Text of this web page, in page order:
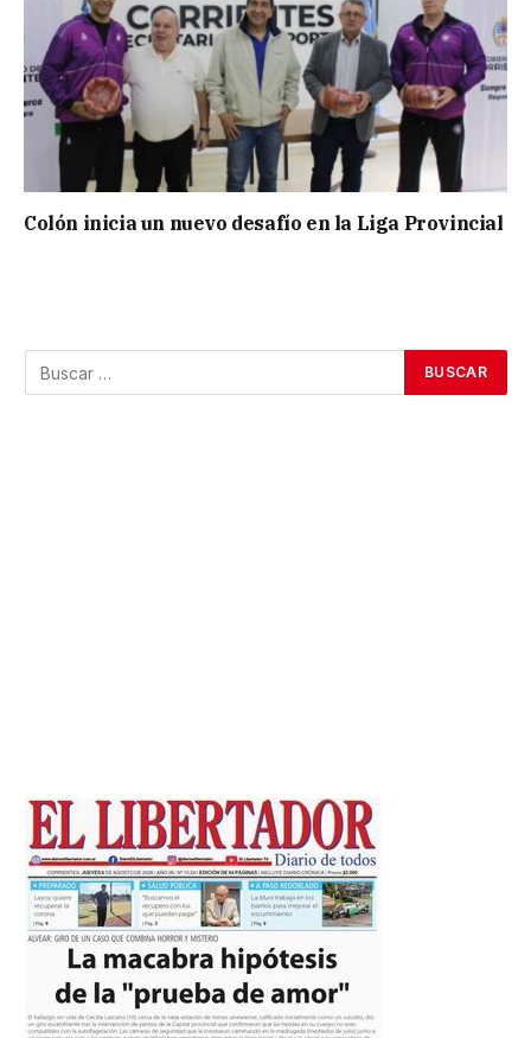
Colón inicia un nuevo desafío en la Liga Provincial